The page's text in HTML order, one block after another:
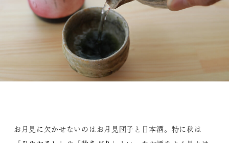
お月見に欠かせないのはお月見団子と日本酒。特に秋は